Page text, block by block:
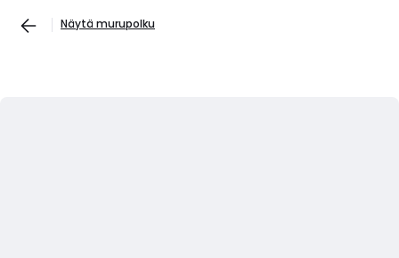
Näytä murupolku